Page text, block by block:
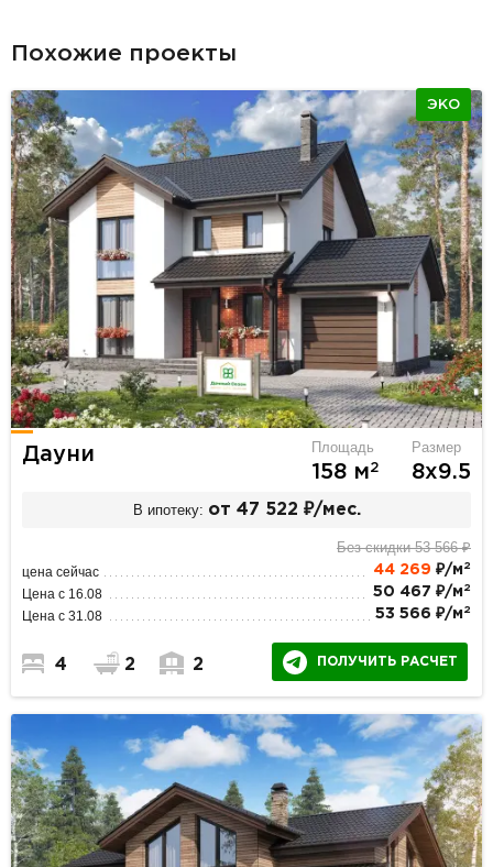
Похожие проекты
ЭКО
Дауни Площадь
158 м2
Размер
8х9.5
В ипотеку: от 47 522 ₽/мес.
Без скидки 53 566 ₽
цена сейчас 44 269 ₽/м 2
Цена с 16.08 50 467 ₽/м 2
Цена с 31.08 53 566 ₽/м 2
4 2 2 ПОЛУЧИТЬ РАСЧЕТ